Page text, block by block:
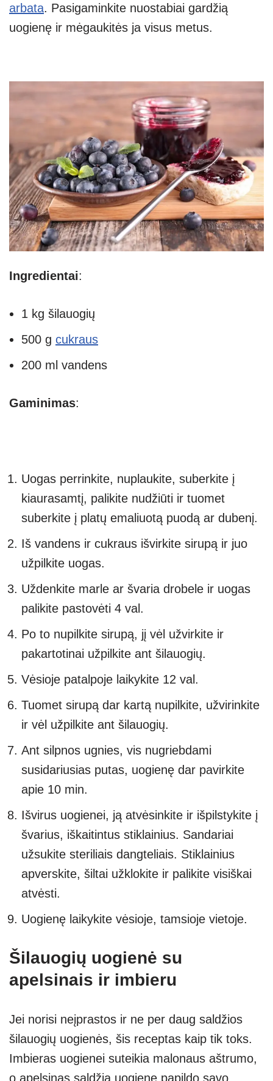
arbata. Pasigaminkite nuostabiai gardžią
uogienę ir mėgaukitės ja visus metus.
Ingredientai:
1 kg šilauogių
500 g cukraus
200 ml vandens
Gaminimas:
Uogas perrinkite, nuplaukite, suberkite į
kiaurasamtį, palikite nudžiūti ir tuomet
suberkite į platų emaliuotą puodą ar dubenį.
Iš vandens ir cukraus išvirkite sirupą ir juo
užpilkite uogas.
Uždenkite marle ar švaria drobele ir uogas
palikite pastovėti 4 val.
Po to nupilkite sirupą, jį vėl užvirkite ir
pakartotinai užpilkite ant šilauogių.
Vėsioje patalpoje laikykite 12 val.
Tuomet sirupą dar kartą nupilkite, užvirinkite
ir vėl užpilkite ant šilauogių.
Ant silpnos ugnies, vis nugriebdami
susidariusias putas, uogienę dar pavirkite
apie 10 min.
Išvirus uogienei, ją atvėsinkite ir išpilstykite į
švarius, iškaitintus stiklainius. Sandariai
užsukite steriliais dangteliais. Stiklainius
apverskite, šiltai užklokite ir palikite visiškai
atvėsti.
Uogienę laikykite vėsioje, tamsioje vietoje.
Šilauogių uogienė su
apelsinais ir imbieru
Jei norisi neįprastos ir ne per daug saldžios
šilauogių uogienės, šis receptas kaip tik toks.
Imbieras uogienei suteikia malonaus aštrumo,
o apelsinas saldžią uogienę papildo savo